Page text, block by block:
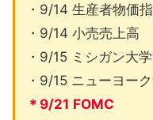
・9/14 生産者物価指
・9/14 小売売上高
・9/15 ミシガン大
・9/15 ニューヨー
＊9/21 FOMC